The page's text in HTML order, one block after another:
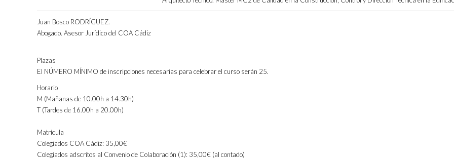
Juan Bosco RODRÍGUEZ.
Abogado. Asesor Jurídico del COA Cádiz
Plazas
El NÚMERO MÍNIMO de inscripciones necesarias para celebrar el curso serán 25.
Horario
M (Mañanas de 10.00h a 14.30h)
T (Tardes de 16.00h a 20.00h)
Matrícula
Colegiados COA Cádiz: 35,00€
Colegiados adscritos al Convenio de Colaboración (1): 35,00€ (al contado)